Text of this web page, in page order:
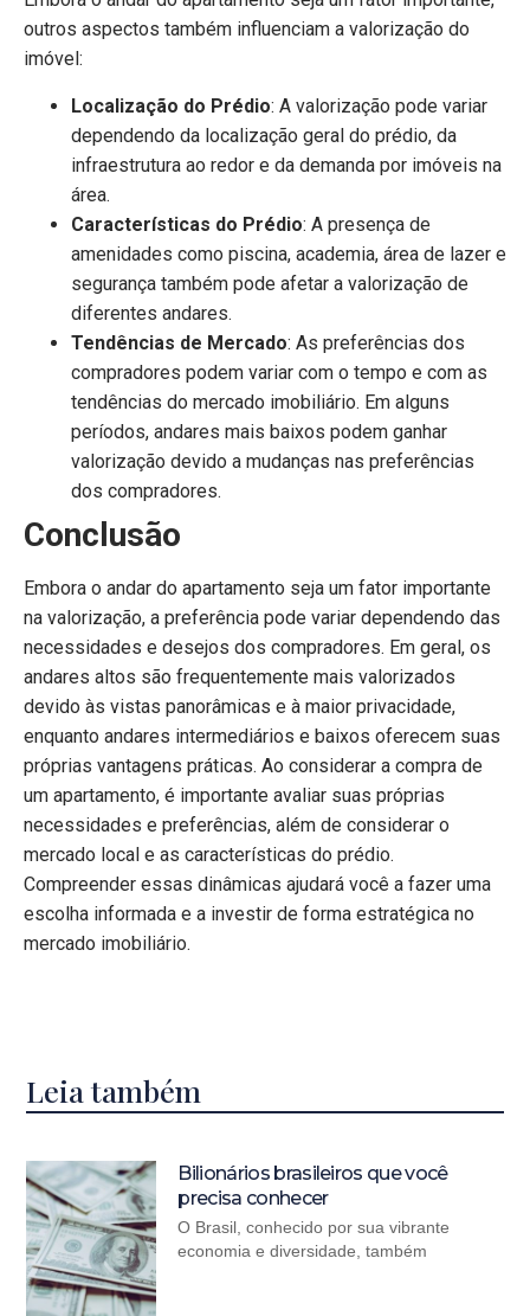
outros aspectos também influenciam a valorização do
imóvel:
Localização do Prédio: A valorização pode variar
dependendo da localização geral do prédio, da
infraestrutura ao redor e da demanda por imóveis na
área.
Características do Prédio: A presença de
amenidades como piscina, academia, área de lazer e
segurança também pode afetar a valorização de
diferentes andares.
Tendências de Mercado: As preferências dos
compradores podem variar com o tempo e com as
tendências do mercado imobiliário. Em alguns
períodos, andares mais baixos podem ganhar
valorização devido a mudanças nas preferências
dos compradores.
Conclusão
Embora o andar do apartamento seja um fator importante
na valorização, a preferência pode variar dependendo das
necessidades e desejos dos compradores. Em geral, os
andares altos são frequentemente mais valorizados
devido às vistas panorâmicas e à maior privacidade,
enquanto andares intermediários e baixos oferecem suas
próprias vantagens práticas. Ao considerar a compra de
um apartamento, é importante avaliar suas próprias
necessidades e preferências, além de considerar o
mercado local e as características do prédio.
Compreender essas dinâmicas ajudará você a fazer uma
escolha informada e a investir de forma estratégica no
mercado imobiliário.
Leia também
Bilionários brasileiros que você
precisa conhecer
O Brasil, conhecido por sua vibrante
economia e diversidade, também